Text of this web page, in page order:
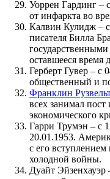
Уоррен Гардинг –
от инфаркта во
Калвин Кулидж –
писателя Билла
оставшееся время
Герберт Гувер – с
общественный и
Франклин
всех занимал пост
экономического
Гарри Трумэн – с
20.01.1953.
с его
холодной войны.
Дуайт